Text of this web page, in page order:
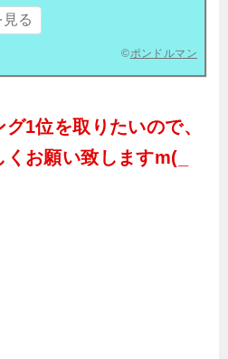
©ポンドルマン
1位を取りたいので、
お願い致しますm(_